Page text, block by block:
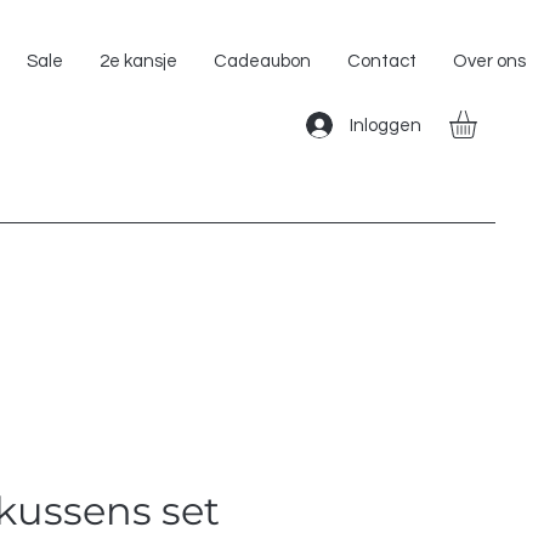
Sale 2e kansje Cadeaubon Contact Over ons
Inloggen
set